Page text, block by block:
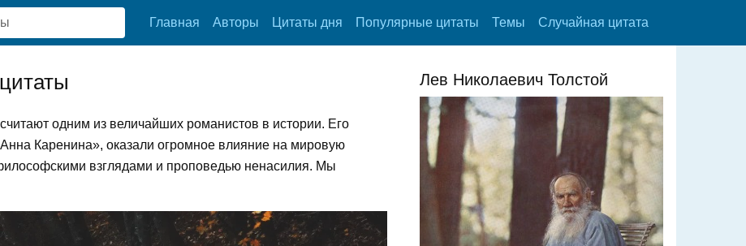
Главная Авторы Цитаты дня Популярные цитаты Темы Случайная цитата
одним из величайших романистов в истории. Его
Каренина», оказали огромное влияние на мировую
взглядами и проповедью ненасилия. Мы
Лев Николаевич Толстой